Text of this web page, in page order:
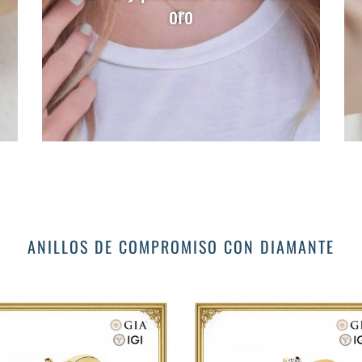
oro
ANILLOS DE COMPROMISO CON DIAMANTE
Anillo
Hechizo